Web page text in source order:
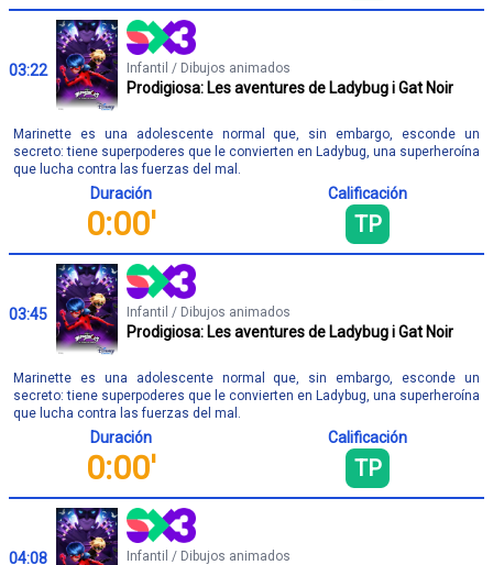
03:22 Infantil / Dibujos animados
Prodigiosa: Les aventures de Ladybug i Gat Noir
Marinette es una adolescente normal que, sin embargo, esconde un
secreto: tiene superpoderes que le convierten en Ladybug, una superheroína
que lucha contra las fuerzas del mal.
Duración
0:00'
Calificación
TP
03:45 Infantil / Dibujos animados
Prodigiosa: Les aventures de Ladybug i Gat Noir
Marinette es una adolescente normal que, sin embargo, esconde un
secreto: tiene superpoderes que le convierten en Ladybug, una superheroína
que lucha contra las fuerzas del mal.
Duración
0:00'
Calificación
TP
04:08 Infantil / Dibujos animados